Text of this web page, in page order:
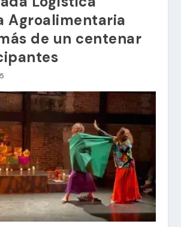
Agroalimentaria
de un centenar